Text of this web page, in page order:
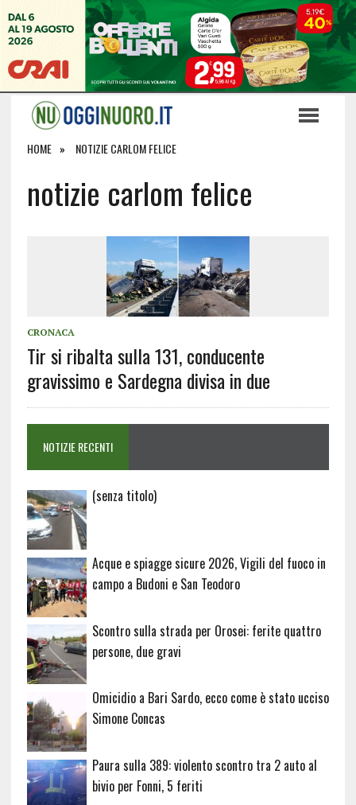
HOME NOTIZIE CARLOM FELICE
notizie carlom felice
CRONACA
Tir si ribalta sulla 131, conducente
gravissimo e Sardegna divisa in due
NOTIZIE RECENTI
(senza titolo)Articolo
Acque e spiagge sicure 2026, Vigili del fuoco in
campo a Budoni e San Teodoro
Scontro sulla strada per Orosei: ferite quattro
persone, due gravi
Omicidio a Bari Sardo, ecco come è stato ucciso
Simone Concas
Paura sulla 389: violento scontro tra 2 auto al
bivio per Fonni, 5 feriti